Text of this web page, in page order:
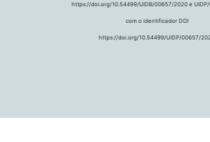
https://doi.org/10.54499/UIDB/00657/2020 e
com o identificador DOI
https://doi.org/10.54499/UIDP/00657/